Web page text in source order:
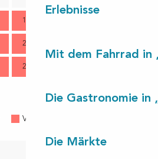
Erlebnisse
Mit dem Fahrrad in
Die Gastronomie in
Die Märkte
13
20
27
Voll belegt